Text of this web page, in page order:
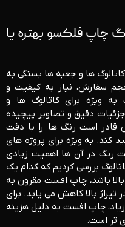
چاپ فلکسو بهتره یا
‌ها و جعبه‌ ها بستگی به
سفارش، نیاز به کیفیت و
‌ویژه برای کاتالوگ‌ ها و
دقیق و تصاویر پیچیده
قادر است رنگ‌ ها را با دقت
کند. به ‌ویژه برای پروژه‌ های
رنگ در آن‌ ها اهمیت زیادی
بررسی کردیم که کدام یک
باشد، چاپ افست مقرون ‌به
تیراژ بالا کاهش می ‌یابد. برای
چاپ افست به دلیل هزینه
‌تر است.